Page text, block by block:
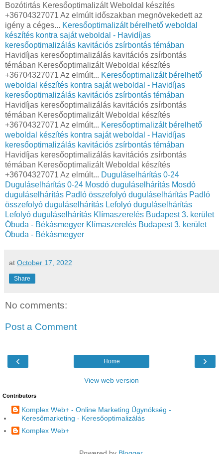
Bozótirtás Keresőoptimalizált Weboldal készítés
+36704327071 Az elmúlt időszakban megnövekedett az
igény a céges... Keresőoptimalizált bérelhető weboldal
készítés kontra saját weboldal - Havidíjas
keresőoptimalizálás kavitációs zsírbontás témában
Havidíjas keresőoptimalizálás kavitációs zsírbontás
témában Keresőoptimalizált Weboldal készítés
+36704327071 Az elmúlt... Keresőoptimalizált bérelhető
weboldal készítés kontra saját weboldal - Havidíjas
keresőoptimalizálás kavitációs zsírbontás témában
Havidíjas keresőoptimalizálás kavitációs zsírbontás
témában Keresőoptimalizált Weboldal készítés
+36704327071 Az elmúlt... Keresőoptimalizált bérelhető
weboldal készítés kontra saját weboldal - Havidíjas
keresőoptimalizálás kavitációs zsírbontás témában
Havidíjas keresőoptimalizálás kavitációs zsírbontás
témában Keresőoptimalizált Weboldal készítés
+36704327071 Az elmúlt... Duguláselhárítás 0-24
Duguláselhárítás 0-24 Mosdó duguláselhárítás Mosdó
duguláselhárítás Padló összefolyó duguláselhárítás Padló
összefolyó duguláselhárítás Lefolyó duguláselhárítás
Lefolyó duguláselhárítás Klímaszerelés Budapest 3. kerület
Óbuda - Békásmegyer Klímaszerelés Budapest 3. kerület
Óbuda - Békásmegyer
at October 17, 2022
Share
No comments:
Post a Comment
‹ ›
Home
View web version
Contributors
Komplex Web+ - Online Marketing Ügynökség -
Keresőmarketing - Keresőoptimalizálás
Komplex Web+